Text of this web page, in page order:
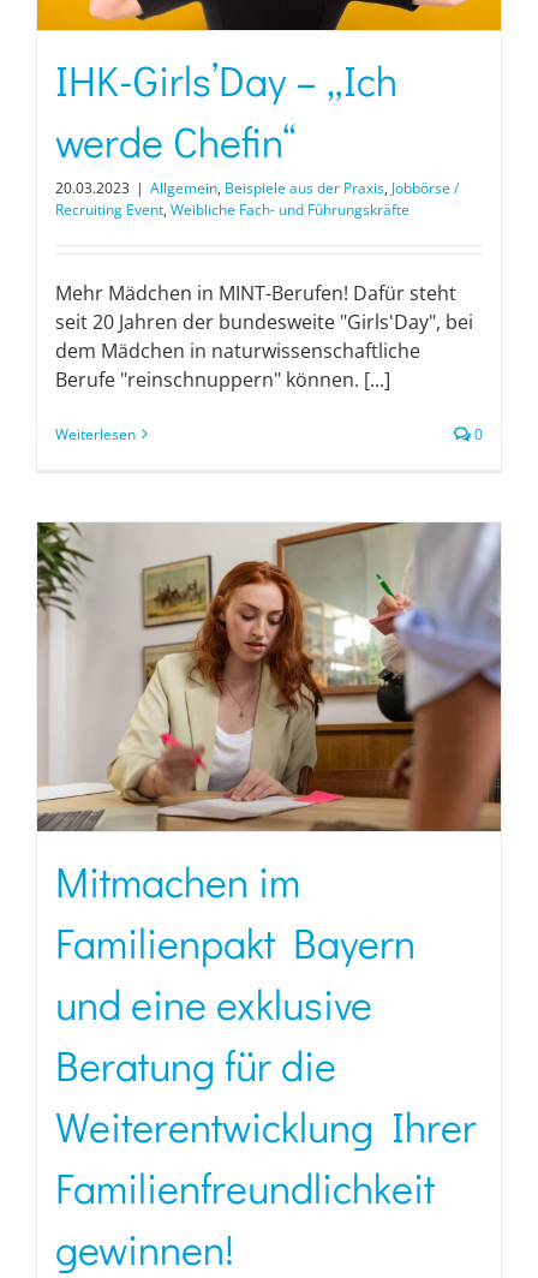
IHK-Girls’Day – „Ich
werde Chefin“
20.03.2023 | Allgemein, Beispiele aus der Praxis, Jobbörse /
Recruiting Event, Weibliche Fach- und Führungskräfte
Mehr Mädchen in MINT-Berufen! Dafür steht
seit 20 Jahren der bundesweite "Girls'Day", bei
dem Mädchen in naturwissenschaftliche
Berufe "reinschnuppern" können. [...]
Weiterlesen 0
Mitmachen im
Familienpakt Bayern
und eine exklusive
Beratung für die
Weiterentwicklung Ihrer
Familienfreundlichkeit
gewinnen!